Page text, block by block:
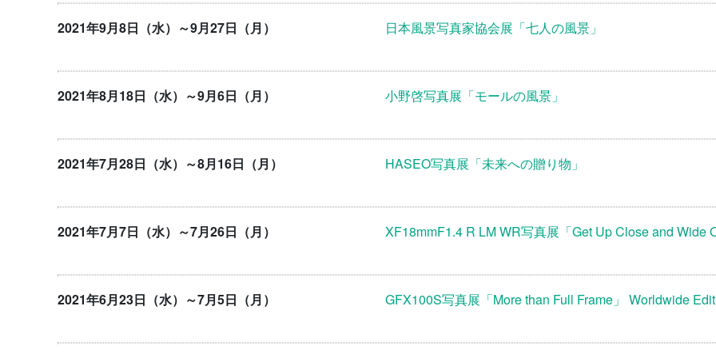
2021年9月8日（水）～9月27日（月） 日本風景写真家協会展「七人の風景」
2021年8月18日（水）～9月6日（月） 小野啓写真展「モールの風景」
2021年7月28日（水）～8月16日（月） HASEO写真展「未来への贈り物」
2021年7月7日（水）～7月26日（月） XF18mmF1.4 R LM WR写真展「Get Up Close and Wide
2021年6月23日（水）～7月5日（月） GFX100S写真展「More than Full Frame」 Worldwide